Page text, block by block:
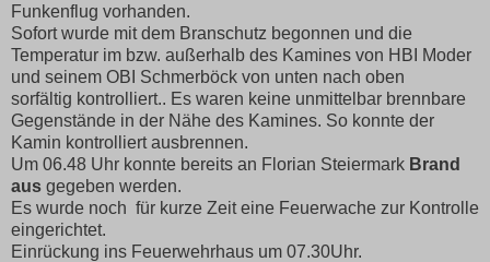
Funkenflug vorhanden.
Sofort wurde mit dem Branschutz begonnen und die
Temperatur im bzw. außerhalb des Kamines von HBI Moder
und seinem OBI Schmerböck von unten nach oben
sorfältig kontrolliert.. Es waren keine unmittelbar brennbare
Gegenstände in der Nähe des Kamines. So konnte der
Kamin kontrolliert ausbrennen.
Um 06.48 Uhr konnte bereits an Florian Steiermark Brand
aus gegeben werden.
Es wurde noch für kurze Zeit eine Feuerwache zur Kontrolle
eingerichtet.
Einrückung ins Feuerwehrhaus um 07.30Uhr.